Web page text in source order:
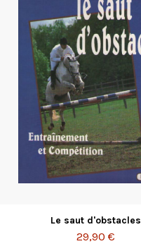
Le saut d'obstacles
29,90 €